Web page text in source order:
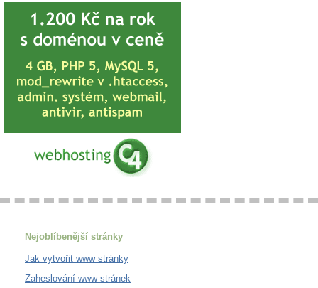
Nejoblíbenější stránky
Jak vytvořit www stránky
Zaheslování www stránek